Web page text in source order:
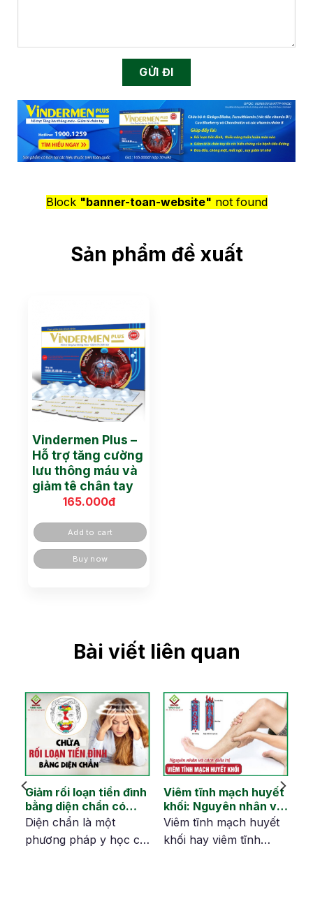
Block "banner-toan-website" not found
Sản phẩm đề xuất
Vindermen Plus –
Hỗ trợ tăng cường
lưu thông máu và
giảm tê chân tay
165.000đ
Add to cart
Buy now
Bài viết liên quan
Giảm rối loạn tiền đình
bằng diện chẩn có
hiệu quả không?
Diện chẩn là một
phương pháp y học cổ
Viêm tĩnh mạch huyết
khối: Nguyên nhân và
tránh biến chứng
Viêm tĩnh mạch huyết
khối hay viêm tĩnh